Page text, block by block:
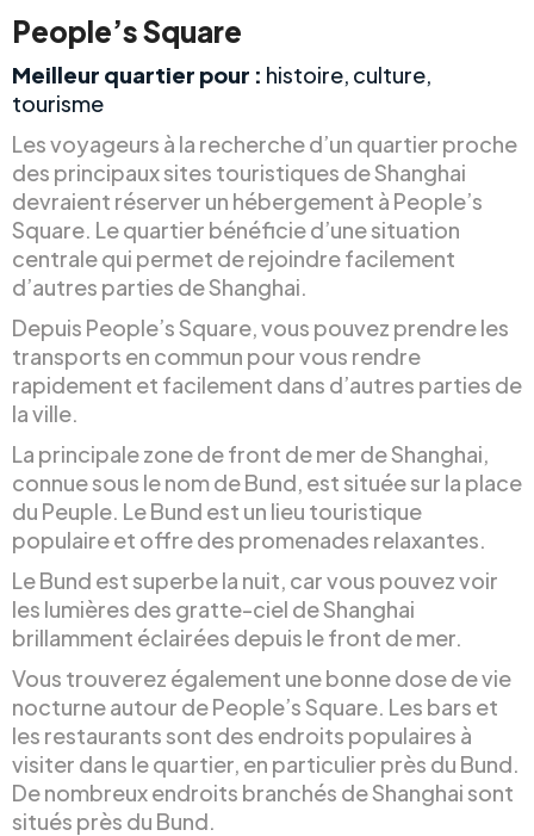
People’s Square
Meilleur quartier pour : histoire, culture,
tourisme
Les voyageurs à la recherche d’un quartier proche
des principaux sites touristiques de Shanghai
devraient réserver un hébergement à People’s
Square. Le quartier bénéficie d’une situation
centrale qui permet de rejoindre facilement
d’autres parties de Shanghai.
Depuis People’s Square, vous pouvez prendre les
transports en commun pour vous rendre
rapidement et facilement dans d’autres parties de
la ville.
La principale zone de front de mer de Shanghai,
connue sous le nom de Bund, est située sur la place
du Peuple. Le Bund est un lieu touristique
populaire et offre des promenades relaxantes.
Le Bund est superbe la nuit, car vous pouvez voir
les lumières des gratte-ciel de Shanghai
brillamment éclairées depuis le front de mer.
Vous trouverez également une bonne dose de vie
nocturne autour de People’s Square. Les bars et
les restaurants sont des endroits populaires à
visiter dans le quartier, en particulier près du Bund.
De nombreux endroits branchés de Shanghai sont
situés près du Bund.